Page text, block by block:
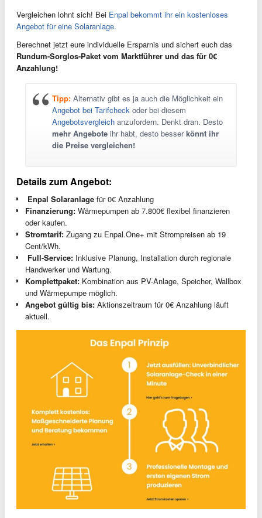
Vergleichen lohnt sich! Bei Enpal bekommt ihr ein kostenloses
Angebot für eine Solaranlage.
Berechnet jetzt eure individuelle Ersparnis und sichert euch das
Rundum-Sorglos-Paket vom Marktführer und das für 0€
Anzahlung!
Tipp: Alternativ gibt es ja auch die Möglichkeit ein
Angebot bei Tarifcheck oder bei diesem
Angebotsvergleich anzufordern. Denkt dran. Desto
mehr Angebote ihr habt, desto besserkönnt ihr
die Preise vergleichen!
Details zum Angebot:
️ Enpal Solaranlage für 0€ Anzahlung
Finanzierung: Wärmepumpen ab 7.800€ flexibel finanzieren
oder kaufen.
Stromtarif: Zugang zu Enpal.One+ mit Strompreisen ab 19
Cent/kWh.
️ Full-Service: Inklusive Planung, Installation durch regionale
Handwerker und Wartung.
Komplettpaket: Kombination aus PV-Anlage, Speicher, Wallbox
und Wärmepumpe möglich.
Angebot gültig bis: Aktionszeitraum für 0€ Anzahlung läuft
aktuell.